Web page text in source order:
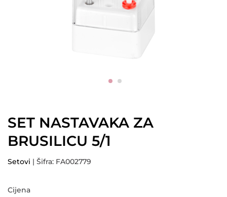
SET NASTAVAKA ZA
BRUSILICU 5/1
Setovi | Šifra: FA002779
Cijena